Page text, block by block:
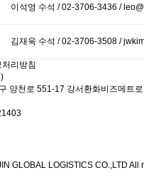
이석영 수석 / 02-3706-3436 /
김재욱 수석 / 02-3706-3508 /
리방침
양천로 551-17 강서환화비즈메트
GLOBAL LOGISTICS CO.,LTD All